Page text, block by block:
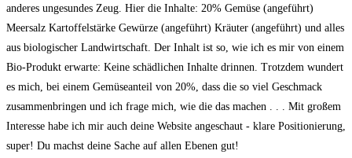
anderes ungesundes Zeug. Hier die Inhalte: 20% Gemüse (angeführt)
Meersalz Kartoffelstärke Gewürze (angeführt) Kräuter (angeführt) und alles
aus biologischer Landwirtschaft. Der Inhalt ist so, wie ich es mir von einem
Bio-Produkt erwarte: Keine schädlichen Inhalte drinnen. Trotzdem wundert
es mich, bei einem Gemüseanteil von 20%, dass die so viel Geschmack
zusammenbringen und ich frage mich, wie die das machen . . . Mit großem
Interesse habe ich mir auch deine Website angeschaut - klare Positionierung,
super! Du machst deine Sache auf allen Ebenen gut!